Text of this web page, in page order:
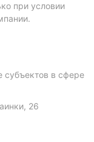
при условии
субъектов в сфере
26